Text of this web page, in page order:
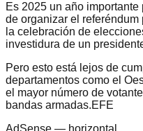
Es 2025 un año
de organizar el
la celebración de
investidura de un
Pero esto está lejos de
departamentos como el
el mayor número de
bandas armadas.EFE